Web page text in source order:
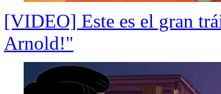
[VIDEO] Este es el gran
Arnold!"